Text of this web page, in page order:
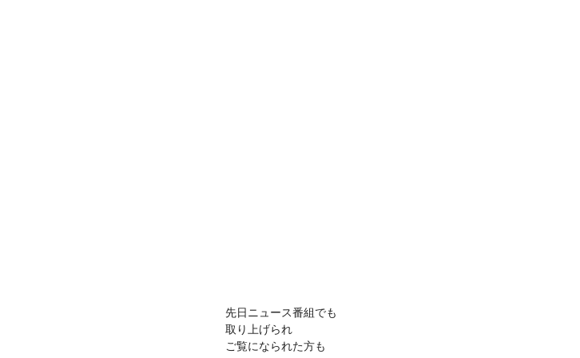
先日ニュース番組でも
取り上げられ
ご覧になられた方も